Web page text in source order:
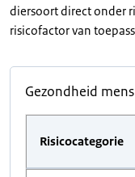
diersoort direct onder
risicofactor van
Gezondheid mens
Risicocategorie